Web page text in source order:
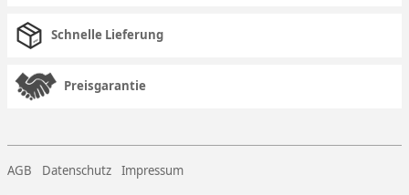
Schnelle Lieferung
Preisgarantie
AGB Datenschutz Impressum